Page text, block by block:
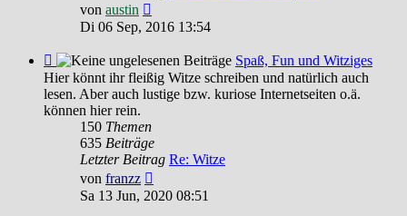
von austin
Beitrag
Di 06 Sep, 2016 13:54
Feed
-
Spaß,
Fun
Witziges
Spaß, Fun und Witziges
Hier könnt ihr fleißig Witze schreiben und natürlich auch
lesen. Aber auch lustige bzw. kuriose Internetseiten o.ä.
können hier rein.
150 Themen
635 Beiträge
Letzter Beitrag Re: Witze
von franzz
Beitrag
Sa 13 Jun, 2020 08:51